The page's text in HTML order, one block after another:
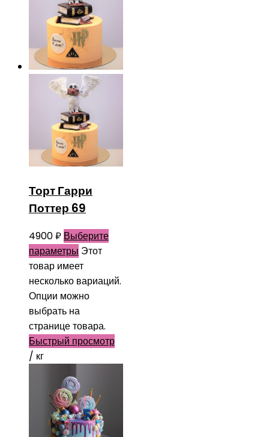
Торт Гарри
Поттер 69
4900₽ Выберите
параметры Этот
товар имеет
несколько вариаций.
Опции можно
выбрать на
странице товара.
Быстрый просмотр
/ кг